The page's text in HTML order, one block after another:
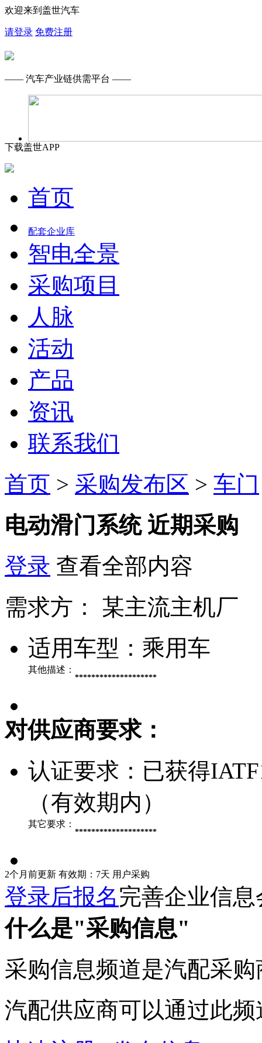
欢迎来到盖世汽车
请登录 免费注册
—— 汽车产业链供需平台 ——
下载盖世APP
首页
配套企业库
智电全景
采购项目
人脉
活动
产品
资讯
联系我们
首页 > 采购发布区 > 车门
电动滑门系统 近期采购
登录 查看全部内容
需求方：
某主流主机厂
适用车型： 乘用车
其他描述：
********************
对供应商要求：
认证要求： 已获得
（有效期内）
其它要求：
********************
2个月前更新 有效期：7天 用户采购
登录后报名完善企业信
什么是"采购信息"
采购信息频道是汽配采
汽配供应商可以通过此